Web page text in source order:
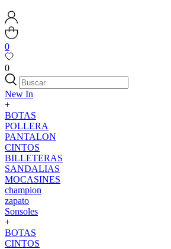
0
0
New In
+
BOTAS
POLLERA
PANTALON
CINTOS
BILLETERAS
SANDALIAS
MOCASINES
champion
zapato
Sonsoles
+
BOTAS
CINTOS